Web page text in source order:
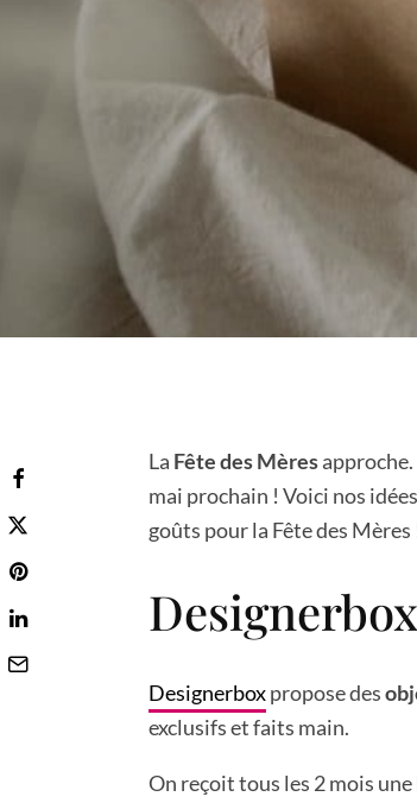
La Fête des Mères
mai prochain ! Voici nos
goûts pour la Fête des Mères
Designerbox
Designerboxpropose des
exclusifs et faits main.
On reçoit tous les 2 mois